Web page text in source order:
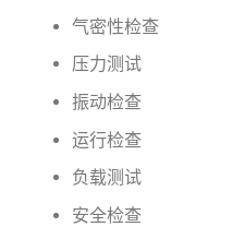
气密性检查
压力测试
振动检查
运行检查
负载测试
安全检查